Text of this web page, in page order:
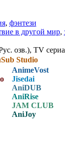
, фэнтези
в другой мир,
озв.), TV
Studio
AnimeVost
Jisedai
AniDUB
AniRise
JAM CLUB
AniJoy